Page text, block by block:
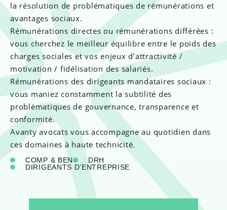
la résolution de problématiques de rémunérations et
avantages sociaux.
Rémunérations directes ou rémunérations différées :
vous cherchez le meilleur équilibre entre le poids des
charges sociales et vos enjeux d’attractivité /
motivation / fidélisation des salariés.
Rémunérations des dirigeants mandataires sociaux :
vous maniez constamment la subtilité des
problématiques de gouvernance, transparence et
conformité.
Avanty avocats vous accompagne au quotidien dans
ces domaines à haute technicité.
COMP & BEN
DRH
DIRIGEANTS D’ENTREPRISE